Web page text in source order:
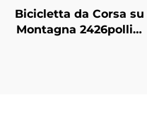
Bicicletta da Corsa su
Montagna 2426pollici